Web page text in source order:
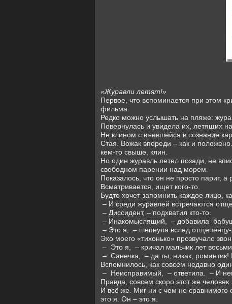
«Журавли летят!»
Первое, что вспоминается при этом
фильма.
Редко можно услышать на пляже:
Повернулась и увидела их, летящих
Не клином с въевшейся в сознание
Стая. Вожак впереди – как и
кем-то свыше, клин.
Но один журавль летел позади, не
свободном парении над морем.
Показалось, что он не просто парит,
Всматривается, ищет кого-то.
Будто хочет запомнить каждое лицо,
– И среди журавлей встречаются
– Диссидент, – подхватил кто-то.
– Инакомыслящий, – добавила
– Это я, – шепнула вслед
Эхо моего «тихонько» прозвучало
– Это я, – кричал мальчик лет
– Санечка, – да ты, никак,
Вспомнилось, как совсем недавно
– Неисправимый, – ответила. – И
Правда, совсем скоро этот же человек
И всё же. Миг ни с чем не
это я. Он – это я.